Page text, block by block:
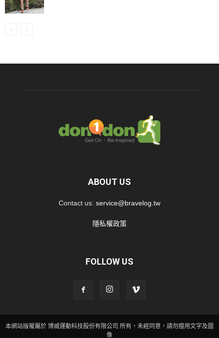
ABOUT US
Contact us: service@bravelog.tw
隱私權政策
FOLLOW US
本網站版權屬於 博威運動科技股份有限公司 所有，未經同意，請勿擅用文字及圖
像